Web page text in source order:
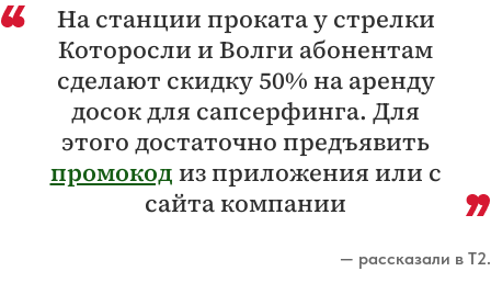
На станции проката у стрелки
Которосли и Волги абонентам
сделают скидку 50% на аренду
досок для сапсерфинга. Для
этого достаточно предъявить
промокод из приложения или с
сайта компании
— рассказали в Т2.